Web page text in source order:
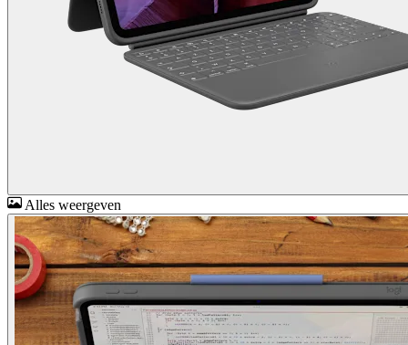
Alles weergeven